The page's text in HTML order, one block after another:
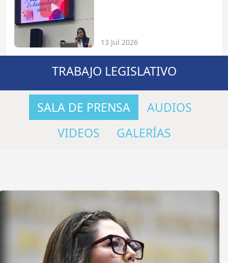
13 Jul 2026
TRABAJO LEGISLATIVO
SALA DE PRENSA
AUDIOS
VIDEOS
GALERÍAS